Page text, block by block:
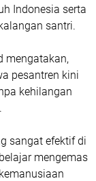
Indonesia serta
santri.
mengatakan,
pesantren kini
kehilangan
sangat efektif di
mengemas